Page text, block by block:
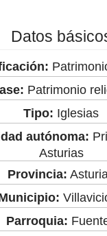
Datos
Patrimonio
Tipo: Iglesias
autónoma:
Asturias
Provincia:
Parroquia: